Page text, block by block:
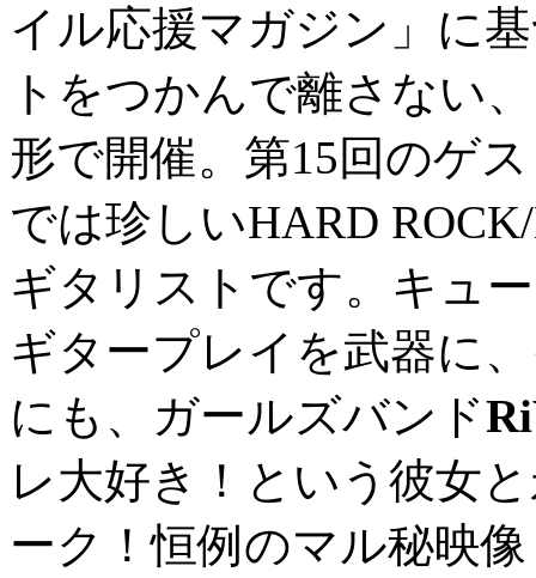
イル応援マガジン」に
トをつかんで離さない
形で開催。第15回のゲ
では珍しいHARD
ギタリストです。キュ
ギタープレイを武器に
にも、ガールズバンド
レ大好き！という彼女
ーク！恒例のマル秘映